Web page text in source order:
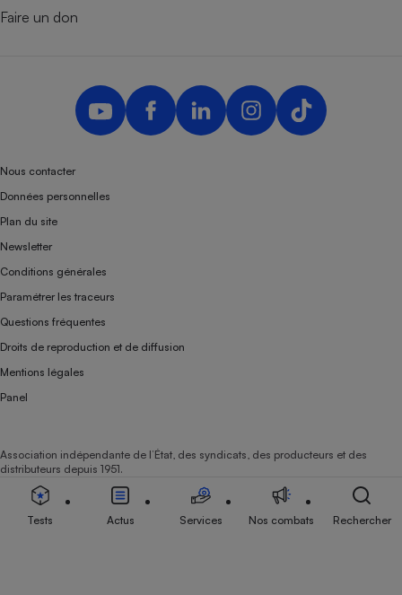
Faire un don
Nous contacter
Données personnelles
Plan du site
Newsletter
Conditions générales
Paramétrer les traceurs
Questions fréquentes
Droits de reproduction et de diffusion
Mentions légales
Panel
Association indépendante de l’État, des syndicats, des producteurs et des
distributeurs depuis 1951.
Tests Actus Services Nos combats Rechercher